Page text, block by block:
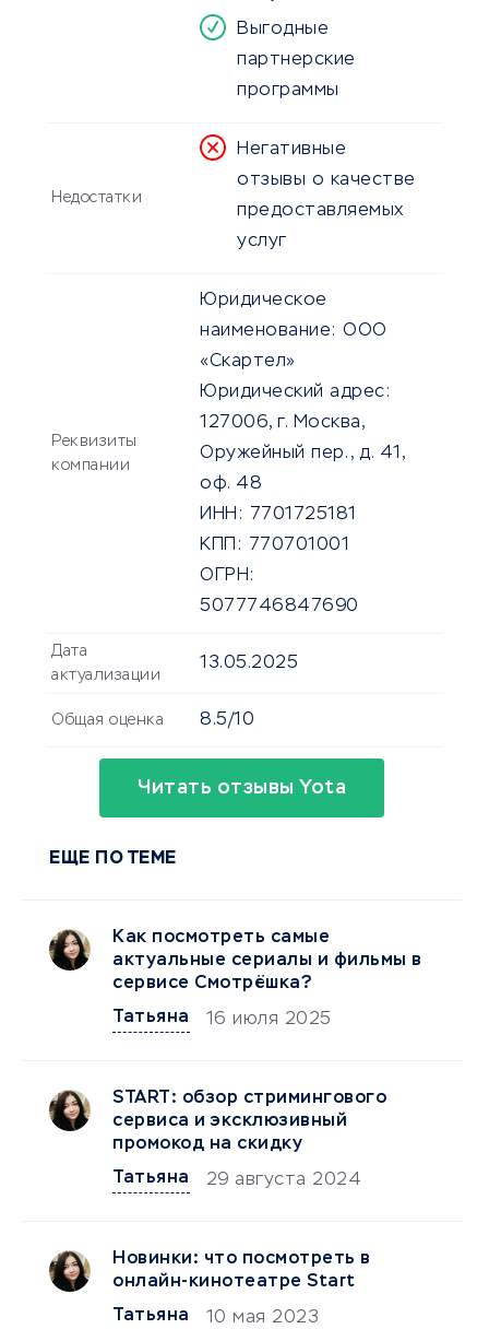
Выгодные
партнерские
программы
Недостатки
Негативные
отзывы о качестве
предоставляемых
услуг
Реквизиты
компании
Юридическое
наименование: ООО
«Скартел»
Юридический адрес:
127006, г. Москва,
Оружейный пер., д. 41,
оф. 48
ИНН:
7701725181
КПП:
770701001
ОГРН:
5077746847690
Дата
актуализации
13.05.2025
Общая оценка 8.5/10
Читать отзывы Yota
ЕЩЕ ПО ТЕМЕ
Как посмотреть самые
актуальные сериалы и фильмы в
сервисе Смотрёшка?
Татьяна
16 июля 2025
START: обзор стримингового
сервиса и эксклюзивный
промокод на скидку
Татьяна
29 августа 2024
Новинки: что посмотреть в
онлайн-кинотеатре Start
Татьяна
10 мая 2023